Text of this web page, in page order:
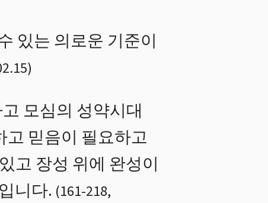
있는 의로운 기준이
)
모심의 성약시대
믿음이 필요하고
고 장성 위에 완성이
니다. (161-218,